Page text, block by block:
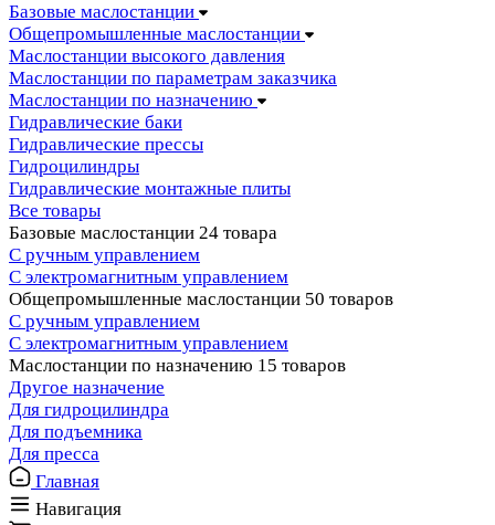
Базовые маслостанции
Общепромышленные маслостанции
Маслостанции высокого давления
Маслостанции по параметрам заказчика
Маслостанции по назначению
Гидравлические баки
Гидравлические прессы
Гидроцилиндры
Гидравлические монтажные плиты
Все товары
Базовые маслостанции 24 товара
С ручным управлением
С электромагнитным управлением
Общепромышленные маслостанции 50 товаров
С ручным управлением
С электромагнитным управлением
Маслостанции по назначению 15 товаров
Другое назначение
Для гидроцилиндра
Для подъемника
Для пресса
Главная
Навигация